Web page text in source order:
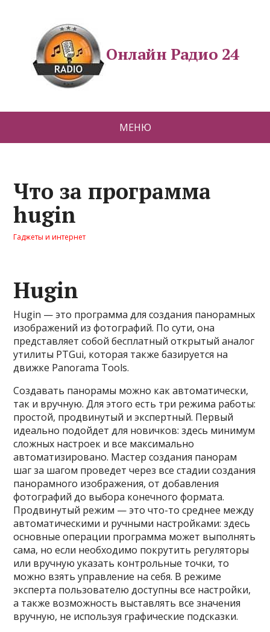
Онлайн Радио 24
МЕНЮ
Что за программа
hugin
Гаджеты и интернет
Hugin
Hugin — это программа для создания панорамных
изображений из фотографий. По сути, она
представляет собой бесплатный открытый аналог
утилиты PTGui, которая также базируется на
движке Panorama Tools.
Создавать панорамы можно как автоматически,
так и вручную. Для этого есть три режима работы:
простой, продвинутый и экспертный. Первый
идеально подойдет для новичков: здесь минимум
сложных настроек и все максимально
автоматизировано. Мастер создания панорам
шаг за шагом проведет через все стадии создания
панорамного изображения, от добавления
фотографий до выбора конечного формата.
Продвинутый режим — это что-то среднее между
автоматическими и ручными настройками: здесь
основные операции программа может выполнять
сама, но если необходимо покрутить регуляторы
или вручную указать контрольные точки, то
можно взять управление на себя. В режиме
эксперта пользователю доступны все настройки,
а также возможность выставлять все значения
вручную, не используя графические подсказки.